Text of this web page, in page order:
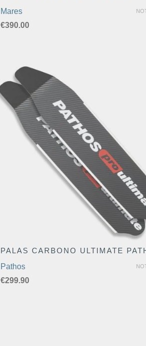
Mares
€390.00
PALAS CARBONO ULTIMATE
Pathos
€299.90